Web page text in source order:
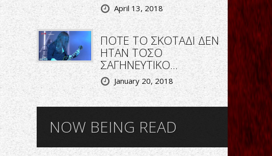
April 13, 2018
ΠΟΤΕ ΤΟ ΣΚΟΤΑΔΙ ΔΕΝ
ΗΤΑΝ ΤΟΣΟ
ΣΑΓΗΝΕΥΤΙΚΟ...
January 20, 2018
NOW BEING READ